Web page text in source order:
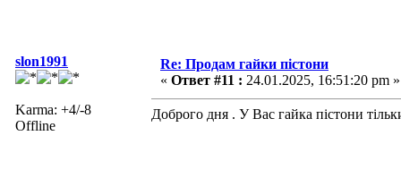
slon1991
Karma: +4/-8
Offline
Re: Продам гайки пістони
« Ответ #11 : 24.01.2025, 16:51:20 pm »
Доброго дня . У Вас гайка пістони